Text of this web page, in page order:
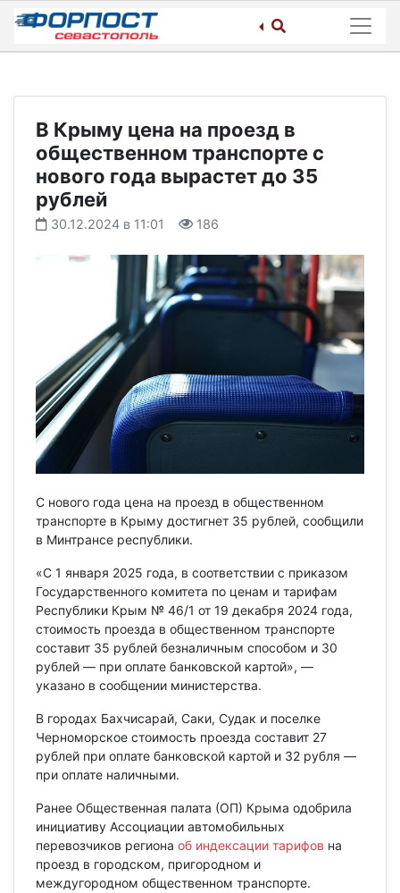
Skip
content
В Крыму цена на проезд в
общественном транспорте с
нового года вырастет до 35
рублей
30.12.2024 в 11:01 186
С нового года цена на проезд в общественном
транспорте в Крыму достигнет 35 рублей, сообщили
в Минтрансе республики.
«С 1 января 2025 года, в соответствии с приказом
Государственного комитета по ценам и тарифам
Республики Крым № 46/1 от 19 декабря 2024 года,
стоимость проезда в общественном транспорте
составит 35 рублей безналичным способом и 30
рублей — при оплате банковской картой», —
указано в сообщении министерства.
В городах Бахчисарай, Саки, Судак и поселке
Черноморское стоимость проезда составит 27
рублей при оплате банковской картой и 32 рубля —
при оплате наличными.
Ранее Общественная палата (ОП) Крыма одобрила
инициативу Ассоциации автомобильных
перевозчиков региона об индексации тарифов на
проезд в городском, пригородном и
междугородном общественном транспорте.